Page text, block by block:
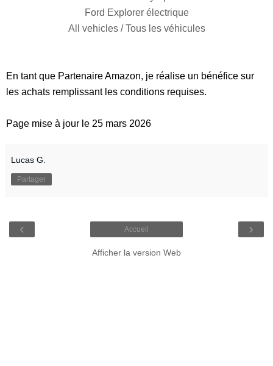
Ford Explorer électrique
All vehicles / Tous les véhicules
En tant que Partenaire Amazon, je réalise un bénéfice sur
les achats remplissant les conditions requises.
Page mise à jour le 25 mars 2026
Lucas G.
Partager
‹ ›
Accueil
Afficher la version Web